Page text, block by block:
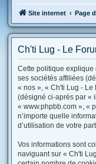
Site internet Page
Ch'ti Lug - Le
Cette politique explique
ses sociétés affiliées
« nos », « Ch'ti Lug - Le
(désigné ci-après par «
« www.phpbb.com », «
n’importe quelle
d’utilisation de votre
Vos informations sont
naviguant sur « Ch'ti